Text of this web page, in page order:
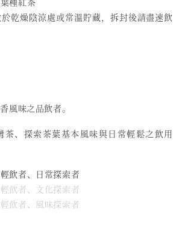
乾燥陰涼處或常溫貯藏，拆封後請盡速飲
風味之品飲者。
茶、探索茶葉基本風味與日常輕鬆之飲用
飲者、日常探索者
飲者、文化探索者
飲者、風味探索者